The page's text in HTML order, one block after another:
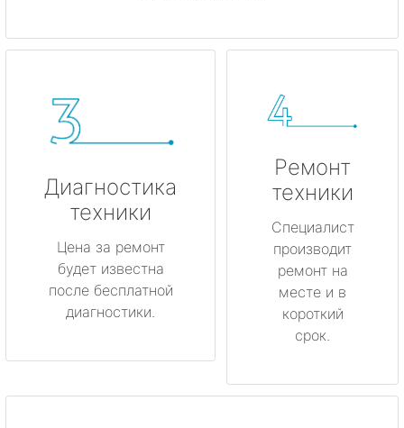
Диагностика
техники
Цена за ремонт
будет известна
после бесплатной
диагностики.
Ремонт
техники
Специалист
производит
ремонт на
месте и в
короткий
срок.